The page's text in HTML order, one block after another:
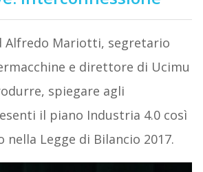
Alfredo Mariotti, segretario
e direttore di Ucimu
spiegare agli
il piano Industria 4.0 così
Legge di Bilancio 2017.